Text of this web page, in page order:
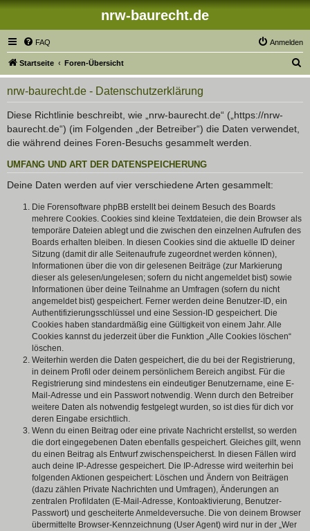
nrw-baurecht.de
FAQ Anmelden
Startseite Foren-Übersicht
u
nrw-baurecht.de - Datenschutzerklärung
Diese Richtlinie beschreibt, wie „nrw-baurecht.de“ („https://nrw-
baurecht.de“) (im Folgenden „der Betreiber“) die Daten verwendet,
die während deines Foren-Besuchs gesammelt werden.
UMFANG UND ART DER DATENSPEICHERUNG
Deine Daten werden auf vier verschiedene Arten gesammelt:
Die Forensoftware phpBB erstellt bei deinem Besuch des Boards
mehrere Cookies. Cookies sind kleine Textdateien, die dein Browser als
temporäre Dateien ablegt und die zwischen den einzelnen Aufrufen des
Boards erhalten bleiben. In diesen Cookies sind die aktuelle ID deiner
Sitzung (damit dir alle Seitenaufrufe zugeordnet werden können),
Informationen über die von dir gelesenen Beiträge (zur Markierung
dieser als gelesen/ungelesen; sofern du nicht angemeldet bist) sowie
Informationen über deine Teilnahme an Umfragen (sofern du nicht
angemeldet bist) gespeichert. Ferner werden deine Benutzer-ID, ein
Authentifizierungsschlüssel und eine Session-ID gespeichert. Die
Cookies haben standardmäßig eine Gültigkeit von einem Jahr. Alle
Cookies kannst du jederzeit über die Funktion „Alle Cookies löschen“
löschen.
Weiterhin werden die Daten gespeichert, die du bei der Registrierung,
in deinem Profil oder deinem persönlichem Bereich angibst. Für die
Registrierung sind mindestens ein eindeutiger Benutzername, eine E-
Mail-Adresse und ein Passwort notwendig. Wenn durch den Betreiber
weitere Daten als notwendig festgelegt wurden, so ist dies für dich vor
deren Eingabe ersichtlich.
Wenn du einen Beitrag oder eine private Nachricht erstellst, so werden
die dort eingegebenen Daten ebenfalls gespeichert. Gleiches gilt, wenn
du einen Beitrag als Entwurf zwischenspeicherst. In diesen Fällen wird
auch deine IP-Adresse gespeichert. Die IP-Adresse wird weiterhin bei
folgenden Aktionen gespeichert: Löschen und Ändern von Beiträgen
(dazu zählen Private Nachrichten und Umfragen), Änderungen an
zentralen Profildaten (E-Mail-Adresse, Kontoaktivierung, Benutzer-
Passwort) und gescheiterte Anmeldeversuche. Die von deinem Browser
übermittelte Browser-Kennzeichnung (User Agent) wird nur in der „Wer